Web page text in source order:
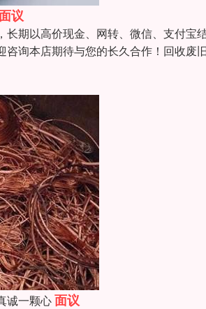
议
期以高价现金、网转、微信、支付宝
询本店期待与您的长久合作！回收
诚一颗心面议